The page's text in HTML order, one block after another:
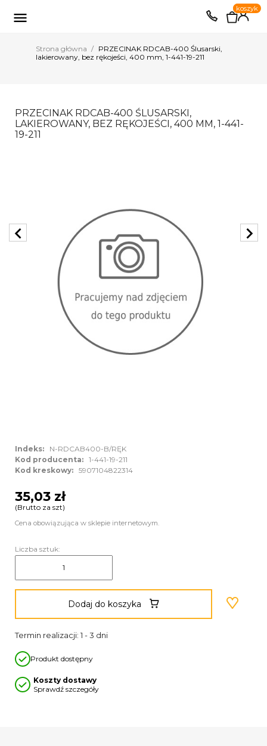
EUR PLN

0
koszyk
Strona główna
PRZECINAK RDCAB-400 Ślusarski,
lakierowany, bez rękojeści, 400 mm, 1-441-19-211
PRZECINAK RDCAB-400 ŚLUSARSKI,
LAKIEROWANY, BEZ RĘKOJEŚCI, 400 MM, 1-441-
19-211
chevron_left chevron_right
Indeks:
N-RDCAB400-B/RĘK
Kod producenta: 1-441-19-211
Kod kreskowy: 5907104822314
35,03 zł
(Brutto za szt)
Cena obowiązująca w sklepie internetowym.
Liczba sztuk:
Dodaj do koszyka
Termin realizacji: 1 - 3 dni
Produkt dostępny
Koszty dostawy
Sprawdź szczegóły